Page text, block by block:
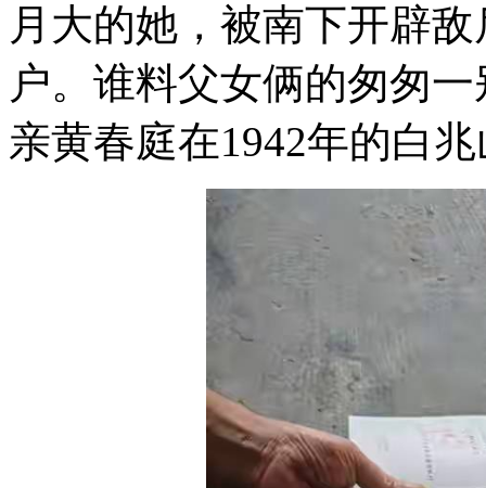
月大的她，被南下开辟
户。谁料父女俩的匆匆
亲黄春庭在1942年的白